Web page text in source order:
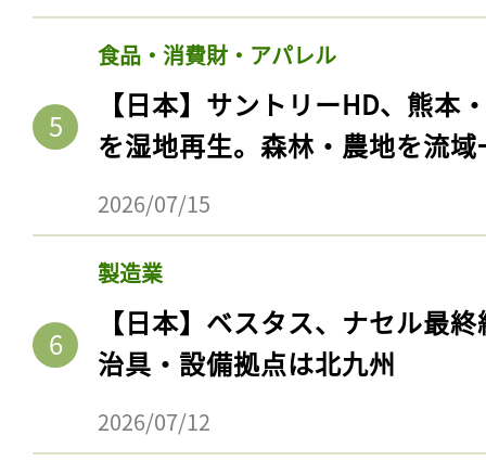
食品・消費財・アパレル
【日本】サントリーHD、熊本
を湿地再生。森林・農地を流
2026/07/15
製造業
【日本】ベスタス、ナセル最
治具・設備拠点は北九州
2026/07/12